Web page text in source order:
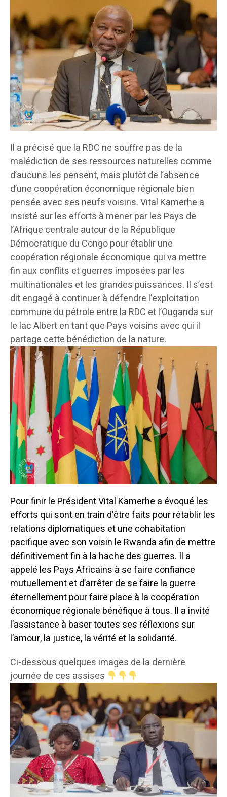
Il a précisé que la RDC ne souffre pas de la
malédiction de ses ressources naturelles comme
d’aucuns les pensent, mais plutôt de l’absence
d’une coopération économique régionale bien
pensée avec ses neufs voisins. Vital Kamerhe a
insisté sur les efforts à mener par les Pays de
l’Afrique centrale autour de la République
Démocratique du Congo pour établir une
coopération régionale économique qui va mettre
fin aux conflits et guerres imposées par les
multinationales et les grandes puissances. Il s’est
dit engagé à continuer à défendre l’exploitation
commune du pétrole entre la RDC et l’Ouganda sur
le lac Albert en tant que Pays voisins avec qui il
partage cette bénédiction de la nature.
Pour finir le Président Vital Kamerhe a évoqué les
efforts qui sont en train d’être faits pour rétablir les
relations diplomatiques et une cohabitation
pacifique avec son voisin le Rwanda afin de mettre
définitivement fin à la hache des guerres. Il a
appelé les Pays Africains à se faire confiance
mutuellement et d’arrêter de se faire la guerre
éternellement pour faire place à la coopération
économique régionale bénéfique à tous. Il a invité
l’assistance à baser toutes ses réflexions sur
l’amour, la justice, la vérité et la solidarité.
Ci-dessous quelques images de la dernière
journée de ces assises